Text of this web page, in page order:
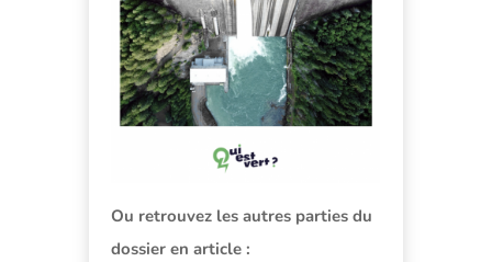
Ou retrouvez les autres parties du
dossier en article :